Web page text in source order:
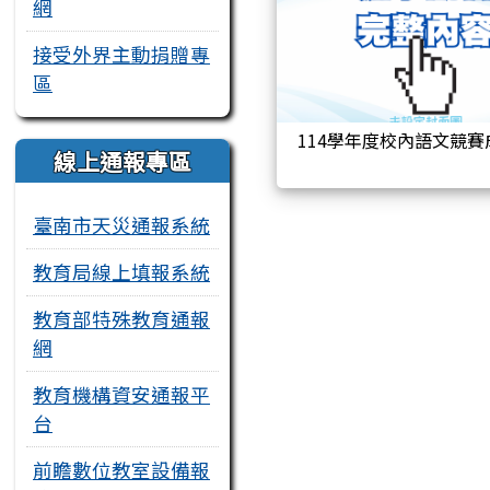
網
接受外界主動捐贈專
區
線上通報專區
臺南市天災通報系統
教育局線上填報系統
教育部特殊教育通報
網
教育機構資安通報平
台
前瞻數位教室設備報
114學年度校內語文競